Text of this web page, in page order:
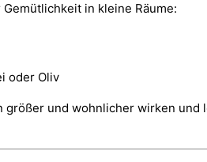
in kleine Räume:
oder Oliv
größer und wohnlicher wirken und